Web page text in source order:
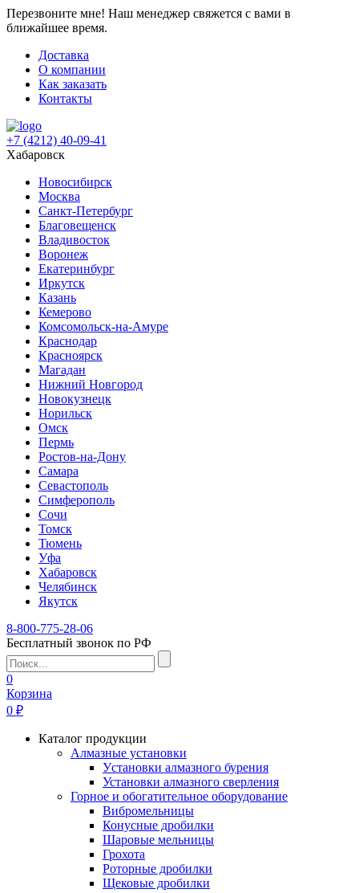
Перезвоните мне! Наш менеджер свяжется с вами в
ближайшее время.
Доставка
О компании
Как заказать
Контакты
+7 (4212) 40-09-41
Хабаровск
Новосибирск
Москва
Санкт-Петербург
Благовещенск
Владивосток
Воронеж
Екатеринбург
Иркутск
Казань
Кемерово
Комсомольск-на-Амуре
Краснодар
Красноярск
Магадан
Нижний Новгород
Новокузнецк
Норильск
Омск
Пермь
Ростов-на-Дону
Самара
Севастополь
Симферополь
Сочи
Томск
Тюмень
Уфа
Хабаровск
Челябинск
Якутск
8-800-775-28-06
Бесплатный звонок по РФ
0
Корзина
0 ₽
Каталог продукции
Алмазные установки
Уcтановки алмазного бурения
Установки алмазного сверления
Горное и обогатительное оборудование
Вибромельницы
Конусные дробилки
Шаровые мельницы
Грохота
Роторные дробилки
Щековые дробилки